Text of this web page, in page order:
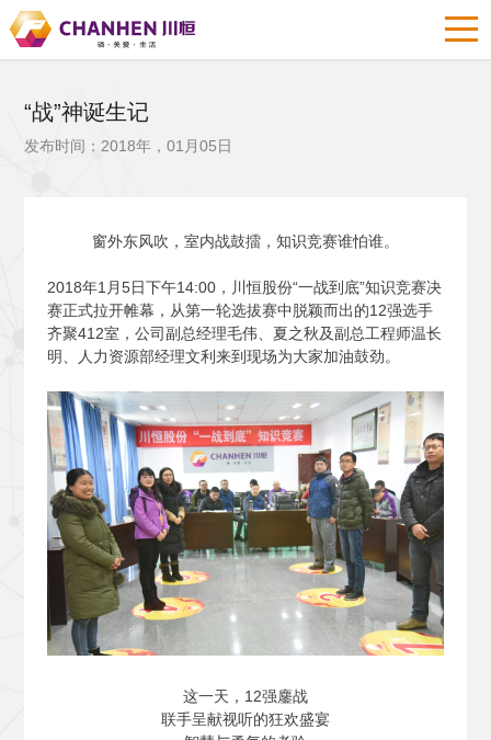
“战”神诞生记
发布时间：2018年，01月05日
窗外东风吹，室内战鼓擂，知识竞赛谁怕谁。
2018年1月5日下午14:00，川恒股份“一战到底”知识竞赛决
赛正式拉开帷幕，从第一轮选拔赛中脱颖而出的12强选手
齐聚412室，公司副总经理毛伟、夏之秋及副总工程师温长
明、人力资源部经理文利来到现场为大家加油鼓劲。
这一天，12强鏖战
联手呈献视听的狂欢盛宴